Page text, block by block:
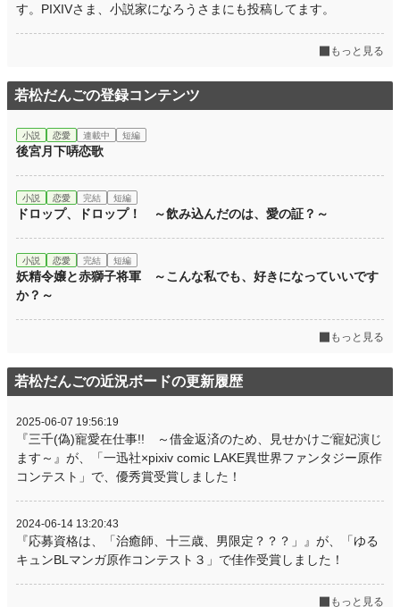
す。PIXIVさま、小説家になろうさまにも投稿してます。
もっと見る
若松だんごの登録コンテンツ
小説 恋愛 連載中 短編
後宮月下哢恋歌
小説 恋愛 完結 短編
ドロップ、ドロップ！ ～飲み込んだのは、愛の証？～
小説 恋愛 完結 短編
妖精令嬢と赤獅子将軍 ～こんな私でも、好きになっていいです
か？～
もっと見る
若松だんごの近況ボードの更新履歴
2025-06-07 19:56:19
『三千(偽)寵愛在仕事!! ～借金返済のため、見せかけご寵妃演じ
ます～』が、「一迅社×pixiv comic LAKE異世界ファンタジー原作
コンテスト」で、優秀賞受賞しました！
2024-06-14 13:20:43
『応募資格は、「治癒師、十三歳、男限定？？？」』が、「ゆる
キュンBLマンガ原作コンテスト３」で佳作受賞しました！
もっと見る